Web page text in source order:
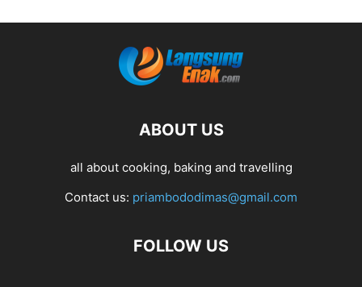
ABOUT US
all about cooking, baking and travelling
Contact us: priambododimas@gmail.com
FOLLOW US